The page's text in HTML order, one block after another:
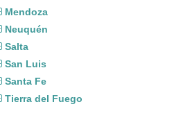
Mendoza
Neuquén
Salta
San Luis
Santa Fe
Tierra del Fuego